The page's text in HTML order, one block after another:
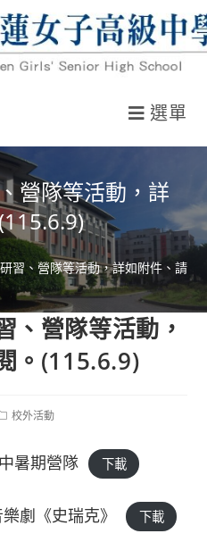
選單
營隊等活動，詳
習、營隊等活動，詳如附件、請參
、營隊等活動，
。(115.6.9)
校外活動
暑期營隊 下載
劇《史瑞克》 下載